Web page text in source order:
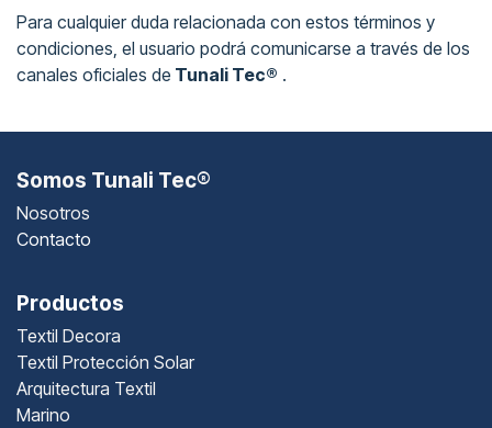
Para cualquier duda relacionada con estos términos y
condiciones, el usuario podrá comunicarse a través de los
canales oficiales de Tunali Tec® .
Somos Tunali Tec®
Nosotros
Contacto
Productos
Textil Decora
Textil Protección Solar
Arquitectura Textil
Marino